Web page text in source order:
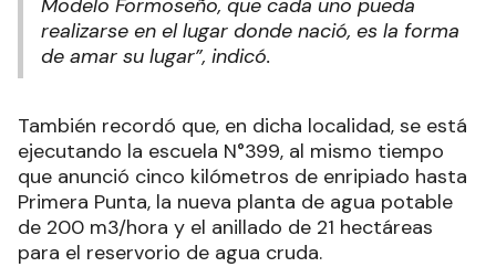
Modelo Formoseño, que cada uno pueda
realizarse en el lugar donde nació, es la forma
de amar su lugar”, indicó.
También recordó que, en dicha localidad, se está
ejecutando la escuela N°399, al mismo tiempo
que anunció cinco kilómetros de enripiado hasta
Primera Punta, la nueva planta de agua potable
de 200 m3/hora y el anillado de 21 hectáreas
para el reservorio de agua cruda.